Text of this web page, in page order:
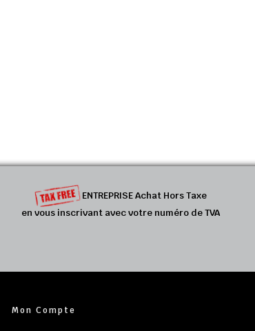
ENTREPRISE Achat Hors Taxe
en vous inscrivant avec votre numéro de TVA
Mon Compte